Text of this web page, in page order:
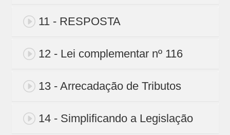
11 - RESPOSTA
12 - Lei complementar nº 116
13 - Arrecadação de Tributos
14 - Simplificando a Legislação